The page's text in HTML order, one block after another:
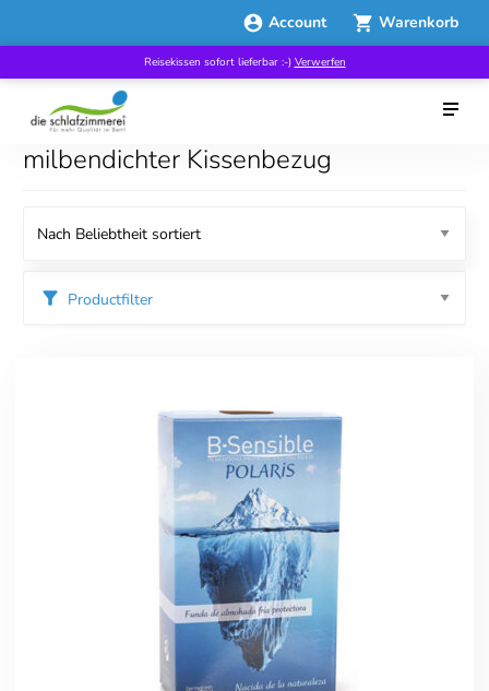
Account Warenkorb
Reisekissen sofort lieferbar :-) Verwerfen
milbendichter Kissenbezug
Productfilter
40x70 Sondermaß